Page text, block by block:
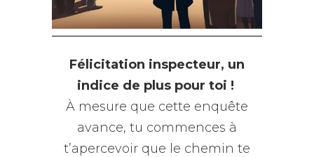
Félicitation inspecteur, un
indice de plus pour toi !
À mesure que cette enquête
avance, tu commences à
t’apercevoir que le chemin te